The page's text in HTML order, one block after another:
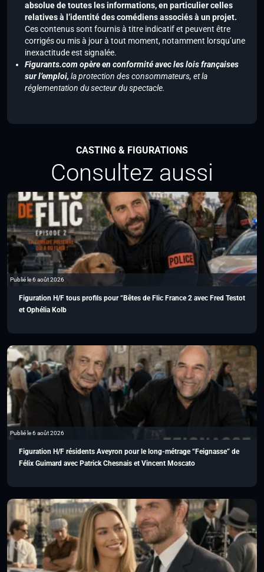
absolue de toutes les informations, en particulier celles
relatives à l’identité des comédiens associés à un projet.
Ces contenus sont fournis à titre indicatif et peuvent être
corrigés ou mis à jour à tout moment, notamment lorsqu’une
inexactitude est signalée.
Figurants.com opère en conformité avec les lois françaises
sur l’emploi, la protection des consommateurs, et la
réglementation du secteur du spectacle.
CASTING & FIGURATIONS
Consultez aussi
Publié le 6 août 2026
Figuration H/F tous profils pour “Bêtes de Flic France 2 avec Fred Testot
et Ophélia Kolb
Publié le 6 août 2026
Figuration H/F résidents Aveyron pour le long-métrage “Feignasse” de
Félix Guimard avec Patrick Chesnais et Vincent Moscato